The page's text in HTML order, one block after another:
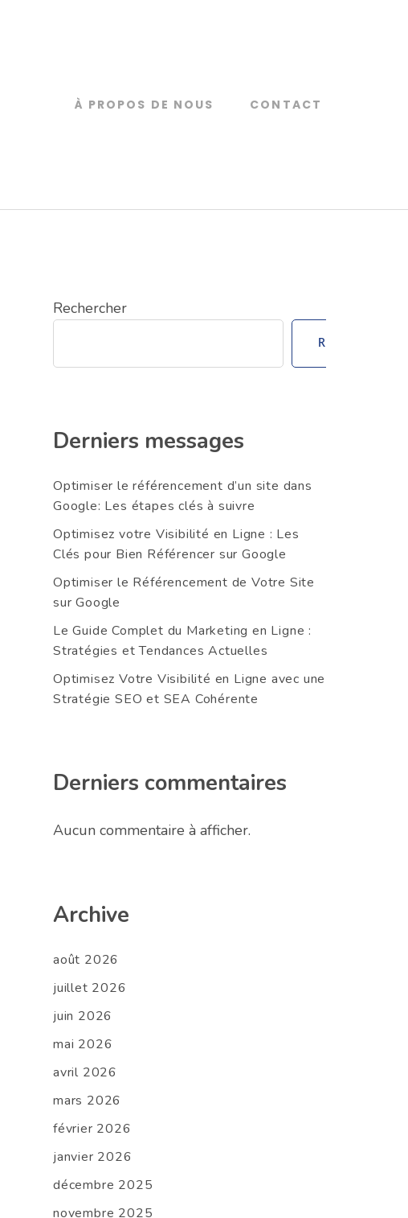
À PROPOS DE NOUS CONTACT
Rechercher
Rechercher
Derniers messages
Optimiser le référencement d’un site dans
Google: Les étapes clés à suivre
Optimisez votre Visibilité en Ligne : Les
Clés pour Bien Référencer sur Google
Optimiser le Référencement de Votre Site
sur Google
Le Guide Complet du Marketing en Ligne :
Stratégies et Tendances Actuelles
Optimisez Votre Visibilité en Ligne avec une
Stratégie SEO et SEA Cohérente
Derniers commentaires
Aucun commentaire à afficher.
Archive
août 2026
juillet 2026
juin 2026
mai 2026
avril 2026
mars 2026
février 2026
janvier 2026
décembre 2025
novembre 2025